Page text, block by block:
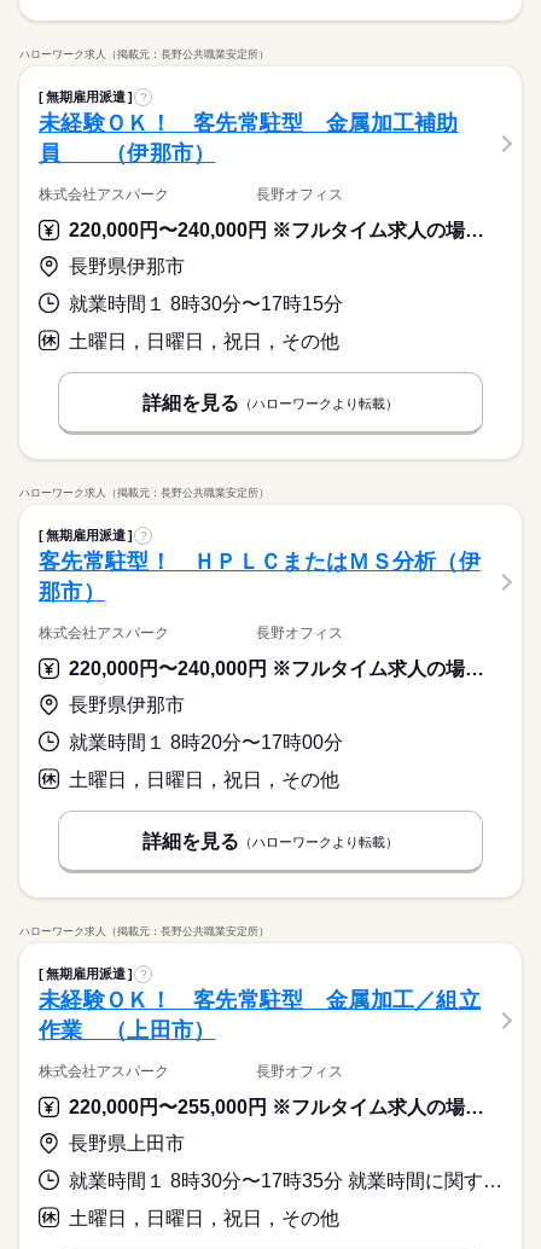
ハローワーク求人（掲載元：長野公共職業安定所）
無期雇用派遣 ?
未経験ＯＫ！ 客先常駐型 金属加工補助
員 （伊那市）
株式会社アスパーク 長野オフィス
220,000円〜240,000円 ※フルタイム求人の場合は月額（換算額）、パート求人の場合は時間額を表示しています。
長野県伊那市
就業時間１ 8時30分〜17時15分
土曜日，日曜日，祝日，その他
詳細を見る （ハローワークより転載）
ハローワーク求人（掲載元：長野公共職業安定所）
無期雇用派遣 ?
客先常駐型！ ＨＰＬＣまたはＭＳ分析（伊
那市）
株式会社アスパーク 長野オフィス
220,000円〜240,000円 ※フルタイム求人の場合は月額（換算額）、パート求人の場合は時間額を表示しています。
長野県伊那市
就業時間１ 8時20分〜17時00分
土曜日，日曜日，祝日，その他
詳細を見る （ハローワークより転載）
ハローワーク求人（掲載元：長野公共職業安定所）
無期雇用派遣 ?
未経験ＯＫ！ 客先常駐型 金属加工／組立
作業 （上田市）
株式会社アスパーク 長野オフィス
220,000円〜255,000円 ※フルタイム求人の場合は月額（換算額）、パート求人の場合は時間額を表示しています。
長野県上田市
就業時間１ 8時30分〜17時35分 就業時間に関する特記事項 生産状況により、交替勤務となる可能性があります。
土曜日，日曜日，祝日，その他